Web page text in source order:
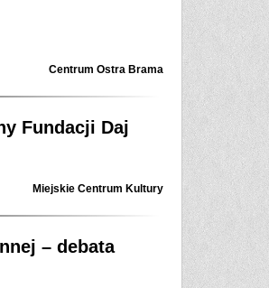
Centrum Ostra Brama
Fundacji Daj
Miejskie Centrum Kultury
– debata